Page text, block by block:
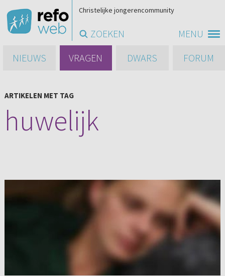
MENU
Christelijke jongerencommunity
ZOEKEN
NIEUWS
VRAGEN DWARS FORUM
ARTIKELEN MET TAG
huwelijk